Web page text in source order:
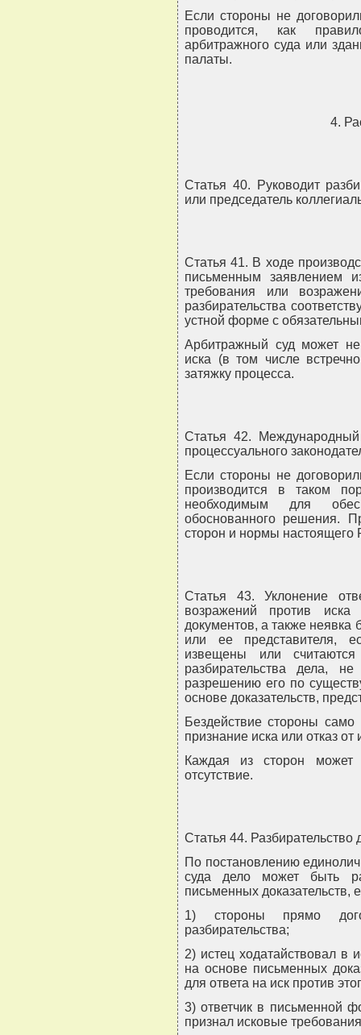
Если стороны не
проводится, как
арбитражного суда или
палаты.
4.
Статья 40. Руководит
или председатель
Статья 41. В ходе
письменным заявлением
требования или
разбирательства
устной форме с
Арбитражный суд может
иска (в том числе
затяжку процесса.
Статья 42.
процессуального
Если стороны не
производится в таком
необходимым для
обоснованного решения.
сторон и нормы настоящего
Статья 43. Уклонение
возражений против
документов, а также
или ее представителя,
извещены или
разбирательства дела,
разрешению его по
основе доказательств,
Бездействие стороны
признание иска или отказ от
Каждая из сторон
отсутствие.
Статья 44.
По постановлению
суда дело может быть
письменных доказательств,
1) стороны прямо
разбирательства;
2) истец ходатайствовал в
на основе письменных
для ответа на иск против
3) ответчик в письменной
признал исковые